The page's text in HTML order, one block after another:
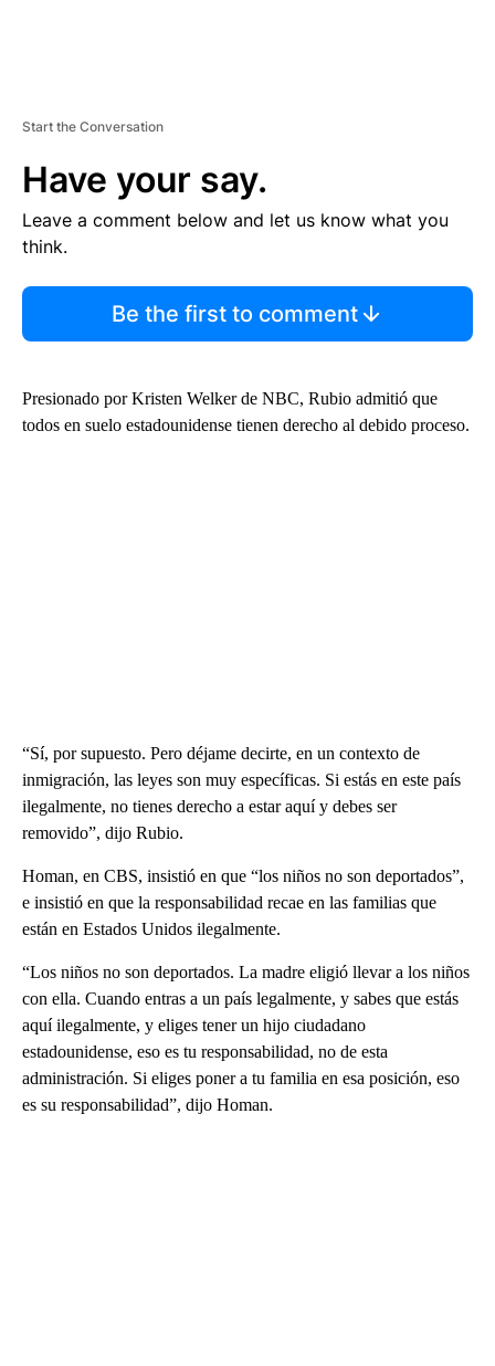
Start the Conversation
Have your say.
Leave a comment below and let us know what you
think.
Be the first to comment
Presionado por Kristen Welker de NBC, Rubio admitió que
todos en suelo estadounidense tienen derecho al debido proceso.
“Sí, por supuesto. Pero déjame decirte, en un contexto de
inmigración, las leyes son muy específicas. Si estás en este país
ilegalmente, no tienes derecho a estar aquí y debes ser
removido”, dijo Rubio.
Homan, en CBS, insistió en que “los niños no son deportados”,
e insistió en que la responsabilidad recae en las familias que
están en Estados Unidos ilegalmente.
“Los niños no son deportados. La madre eligió llevar a los niños
con ella. Cuando entras a un país legalmente, y sabes que estás
aquí ilegalmente, y eliges tener un hijo ciudadano
estadounidense, eso es tu responsabilidad, no de esta
administración. Si eliges poner a tu familia en esa posición, eso
es su responsabilidad”, dijo Homan.